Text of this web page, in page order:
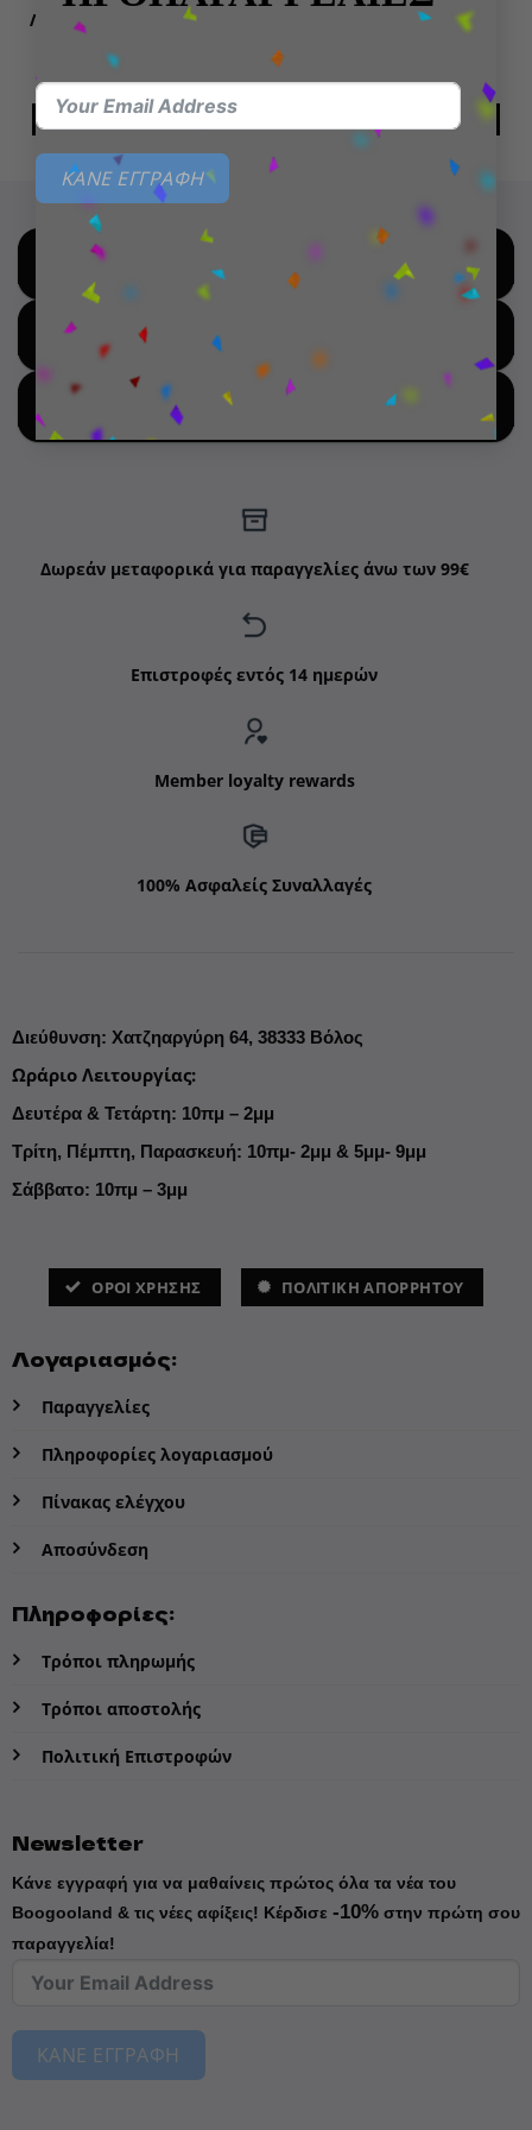
ΚΑΝΕ ΕΓΓΡΑΦΗ
Λούτρινο Squishmallows
Mannon Gouda Cheese
25,99€
ΠΡΟΣΘΉΚΗ ΣΤΟ ΚΑΛΆΘΙ
Καπέλο Simpsons Duff
19,99€
ΠΡΟΣΘΉΚΗ ΣΤΟ ΚΑΛΆΘΙ
SHOP BY BRANDS
SHOP FOR HOT DEALS
SHOP BY NEW ARRIVALS
Δωρεάν μεταφορικά για παραγγελίες άνω των 99€
Επιστροφές εντός 14 ημερών
Member loyalty rewards
100% Ασφαλείς Συναλλαγές
Διεύθυνση: Χατζηαργύρη 64, 38333 Βόλος
Ωράριο Λειτουργίας:
Δευτέρα & Τετάρτη: 10πμ – 2μμ
Τρίτη, Πέμπτη, Παρασκευή: 10πμ- 2μμ & 5μμ- 9μμ
Σάββατο: 10πμ – 3μμ
ΌΡΟΙ ΧΡΗΣΗΣ ΠΟΛΙΤΙΚΗ ΑΠΟΡΡΗΤΟΥ
Λογαριασμός:
Παραγγελίες
Πληροφορίες λογαριασμού
Πίνακας ελέγχου
Αποσύνδεση
Πληροφορίες:
Τρόποι πληρωμής
Τρόποι αποστολής
Πολιτική Επιστροφών
Newsletter
Κάνε εγγραφή για να μαθαίνεις πρώτος όλα τα νέα του
Boogooland & τις νέες αφίξεις! Κέρδισε -10%στην πρώτη σου
παραγγελία!
ΚΑΝΕ ΕΓΓΡΑΦΗ